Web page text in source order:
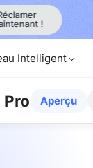
🎉 360
Intelligent
Pro Aperçu